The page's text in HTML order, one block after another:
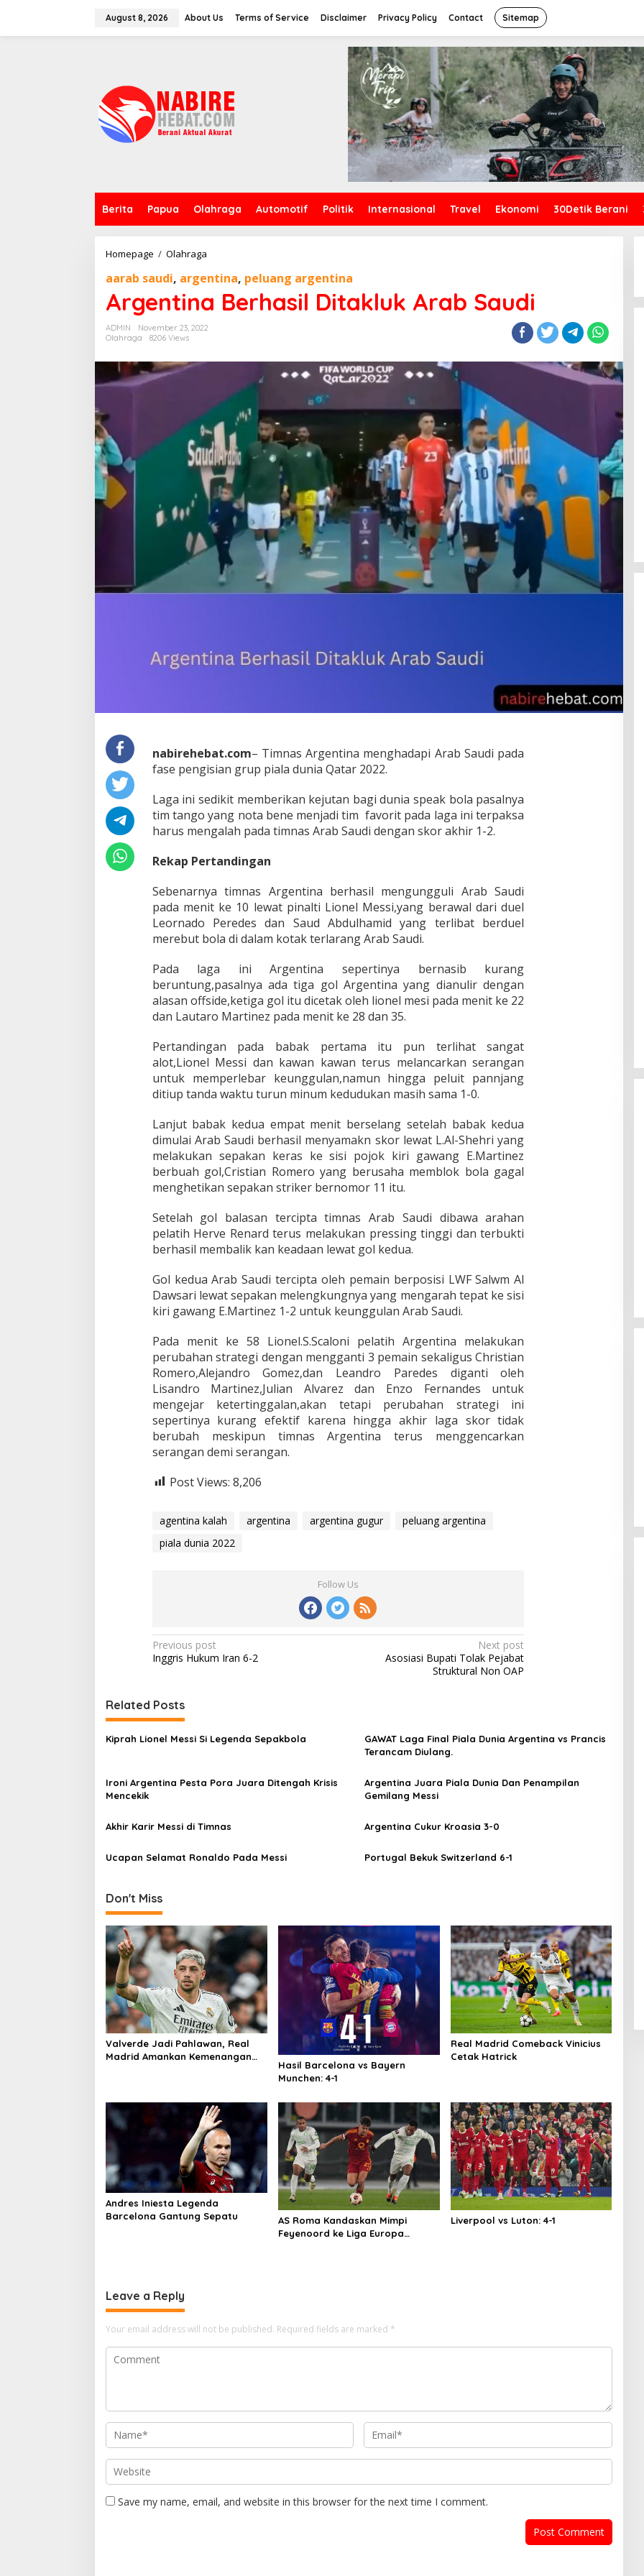
August 8, 2026 About Us Terms of Service Disclaimer Privacy Policy Contact Sitemap
Berita Papua Olahraga Automotif Politik Internasional Travel Ekonomi 30Detik Berani
Homepage / Olahraga
Ditakluk
Arab
Saudi
aarab saudi, argentina, peluang argentina
Argentina Berhasil Ditakluk Arab Saudi
ADMIN
November 23, 2022
Olahraga
8206 Views
nabirehebat.com– Timnas Argentina menghadapi Arab Saudi pada
fase pengisian grup piala dunia Qatar 2022.
Laga ini sedikit memberikan kejutan bagi dunia speak bola pasalnya
tim tango yang nota bene menjadi tim favorit pada laga ini terpaksa
harus mengalah pada timnas Arab Saudi dengan skor akhir 1-2.
Rekap Pertandingan
Sebenarnya timnas Argentina berhasil mengungguli Arab Saudi
pada menit ke 10 lewat pinalti Lionel Messi,yang berawal dari duel
Leornado Peredes dan Saud Abdulhamid yang terlibat berduel
merebut bola di dalam kotak terlarang Arab Saudi.
Pada laga ini Argentina sepertinya bernasib kurang
beruntung,pasalnya ada tiga gol Argentina yang dianulir dengan
alasan offside,ketiga gol itu dicetak oleh lionel mesi pada menit ke 22
dan Lautaro Martinez pada menit ke 28 dan 35.
Pertandingan pada babak pertama itu pun terlihat sangat
alot,Lionel Messi dan kawan kawan terus melancarkan serangan
untuk memperlebar keunggulan,namun hingga peluit pannjang
ditiup tanda waktu turun minum kedudukan masih sama 1-0.
Lanjut babak kedua empat menit berselang setelah babak kedua
dimulai Arab Saudi berhasil menyamakn skor lewat L.Al-Shehri yang
melakukan sepakan keras ke sisi pojok kiri gawang E.Martinez
berbuah gol,Cristian Romero yang berusaha memblok bola gagal
menghetikan sepakan striker bernomor 11 itu.
Setelah gol balasan tercipta timnas Arab Saudi dibawa arahan
pelatih Herve Renard terus melakukan pressing tinggi dan terbukti
berhasil membalik kan keadaan lewat gol kedua.
Gol kedua Arab Saudi tercipta oleh pemain berposisi LWF Salwm Al
Dawsari lewat sepakan melengkungnya yang mengarah tepat ke sisi
kiri gawang E.Martinez 1-2 untuk keunggulan Arab Saudi.
Pada menit ke 58 Lionel.S.Scaloni pelatih Argentina melakukan
perubahan strategi dengan mengganti 3 pemain sekaligus Christian
Romero,Alejandro Gomez,dan Leandro Paredes diganti oleh
Lisandro Martinez,Julian Alvarez dan Enzo Fernandes untuk
mengejar ketertinggalan,akan tetapi perubahan strategi ini
sepertinya kurang efektif karena hingga akhir laga skor tidak
berubah meskipun timnas Argentina terus menggencarkan
serangan demi serangan.
Post Views: 8,206
agentina kalah argentina argentina gugur
peluang argentina
piala dunia 2022
Follow Us
Post
navigation
Previous post
Inggris Hukum Iran 6-2
Next post
Asosiasi Bupati Tolak Pejabat
Struktural Non OAP
Related Posts
Kiprah Lionel Messi Si Legenda Sepakbola
GAWAT Laga Final Piala Dunia Argentina vs Prancis
Terancam Diulang.
Ironi Argentina Pesta Pora Juara Ditengah Krisis
Mencekik
Argentina Juara Piala Dunia Dan Penampilan
Gemilang Messi
Akhir Karir Messi di Timnas Argentina Cukur Kroasia 3-0
Ucapan Selamat Ronaldo Pada Messi Portugal Bekuk Switzerland 6-1
Don't Miss
Valverde Jadi Pahlawan, Real
Madrid Amankan Kemenangan
Hasil Barcelona vs Bayern
Munchen: 4-1
Real Madrid Comeback Vinicius
Cetak Hatrick
Andres Iniesta Legenda
Barcelona Gantung Sepatu
AS Roma Kandaskan Mimpi
Feyenoord ke Liga Europa
Liverpool vs Luton: 4-1
Leave a Reply
Your email address will not be published. Required fields are marked *
Save my name, email, and website in this browser for the next time I comment.
Liverpool vs Luton Town: 4-1 The
Reds Jauhi Manchester City